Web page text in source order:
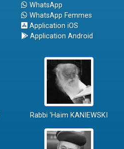
WhatsApp
WhatsApp Femmes
Application iOS
Application Android
Rabbi 'Haïm KANIEWSKI